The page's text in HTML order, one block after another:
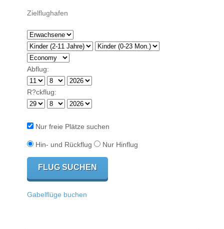
Abflug:
R?ckflug:
Nur freie Plätze suchen
Hin- und Rückflug Nur Hinflug
Gabelflüge buchen